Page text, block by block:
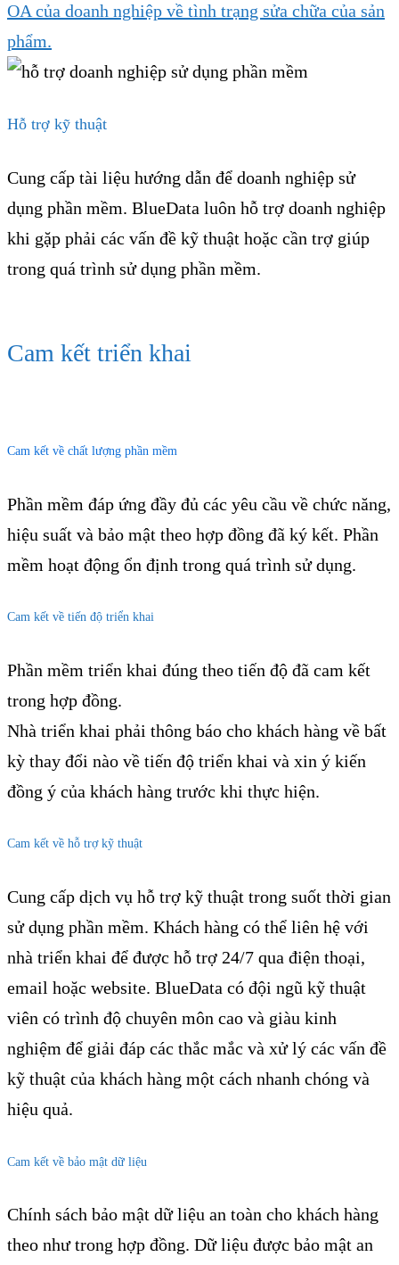
OA của doanh nghiệp về tình trạng sửa chữa của sản
phẩm.
Hỗ trợ kỹ thuật
Cung cấp tài liệu hướng dẫn để doanh nghiệp sử
dụng phần mềm. BlueData luôn hỗ trợ doanh nghiệp
khi gặp phải các vấn đề kỹ thuật hoặc cần trợ giúp
trong quá trình sử dụng phần mềm.
Cam kết triển khai
Cam kết về chất lượng phần mềm
Phần mềm đáp ứng đầy đủ các yêu cầu về chức năng,
hiệu suất và bảo mật theo hợp đồng đã ký kết. Phần
mềm hoạt động ổn định trong quá trình sử dụng.
Cam kết về tiến độ triển khai
Phần mềm triển khai đúng theo tiến độ đã cam kết
trong hợp đồng.
Nhà triển khai phải thông báo cho khách hàng về bất
kỳ thay đổi nào về tiến độ triển khai và xin ý kiến
đồng ý của khách hàng trước khi thực hiện.
Cam kết về hỗ trợ kỹ thuật
Cung cấp dịch vụ hỗ trợ kỹ thuật trong suốt thời gian
sử dụng phần mềm. Khách hàng có thể liên hệ với
nhà triển khai để được hỗ trợ 24/7 qua điện thoại,
email hoặc website. BlueData có đội ngũ kỹ thuật
viên có trình độ chuyên môn cao và giàu kinh
nghiệm để giải đáp các thắc mắc và xử lý các vấn đề
kỹ thuật của khách hàng một cách nhanh chóng và
hiệu quả.
Cam kết về bảo mật dữ liệu
Chính sách bảo mật dữ liệu an toàn cho khách hàng
theo như trong hợp đồng. Dữ liệu được bảo mật an